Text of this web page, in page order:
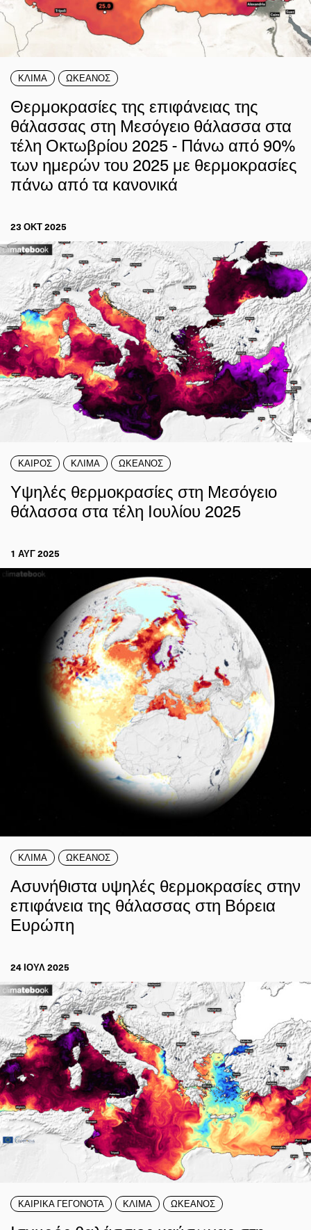
ΚΛΙΜΑ ΩΚΕΑΝΟΣ
Θερμοκρασίες της επιφάνειας της
θάλασσας στη Μεσόγειο θάλασσα στα
τέλη Οκτωβρίου 2025 - Πάνω από 90%
των ημερών του 2025 με θερμοκρασίες
πάνω από τα κανονικά
23 ΟΚΤ 2025
ΚΑΙΡΟΣ ΚΛΙΜΑ ΩΚΕΑΝΟΣ
Υψηλές θερμοκρασίες στη Μεσόγειο
θάλασσα στα τέλη Ιουλίου 2025
1 ΑΥΓ 2025
ΚΛΙΜΑ ΩΚΕΑΝΟΣ
Ασυνήθιστα υψηλές θερμοκρασίες στην
επιφάνεια της θάλασσας στη Βόρεια
Ευρώπη
24 ΙΟΥΛ 2025
ΚΑΙΡΙΚΑ ΓΕΓΟΝΟΤΑ ΚΛΙΜΑ ΩΚΕΑΝΟΣ